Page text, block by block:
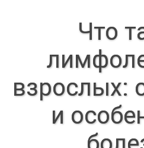
Что
взрослых:
и